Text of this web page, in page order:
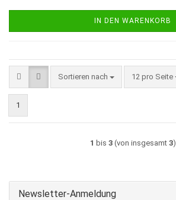
IN DEN WARENKORB
Sortieren nach
Sortieren nach 12 pro Seite
pro Seite
1
1 bis 3(von insgesamt 3)
Newsletter-Anmeldung